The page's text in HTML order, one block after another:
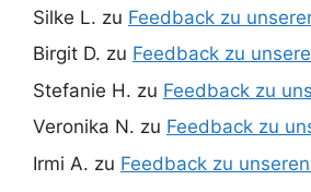
Silke L. zu Feedback zu
Birgit D. zu Feedback zu
Stefanie H. zu Feedback zu
Veronika N. zu Feedback zu
Irmi A. zu Feedback zu